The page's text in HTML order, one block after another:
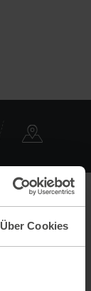
Über Cookies